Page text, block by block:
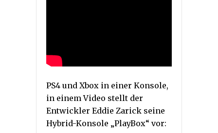
PS4 und Xbox in einer Konsole,
in einem Video stellt der
Entwickler Eddie Zarick seine
Hybrid-Konsole „PlayBox“ vor: